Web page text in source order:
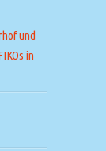
und
in